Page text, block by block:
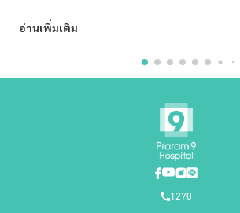
อ่านเพิ่มเติม
1270